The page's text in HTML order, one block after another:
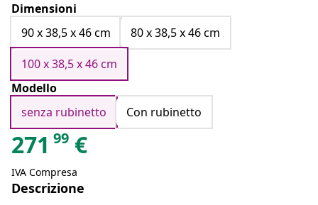
Dimensioni
90 x 38,5 x 46 cm
80 x 38,5 x 46 cm
100 x 38,5 x 46 cm
Modello
senza rubinetto
Con rubinetto
271 99 €
IVA Compresa
Descrizione